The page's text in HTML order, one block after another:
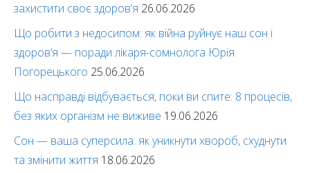
захистити своє здоров’я 26.06.2026
Що робити з недосипом: як війна руйнує наш сон і
здоров’я — поради лікаря-сомнолога Юрія
Погорецького 25.06.2026
Що насправді відбувається, поки ви спите: 8 процесів,
без яких організм не виживе 19.06.2026
Сон — ваша суперсила: як уникнути хвороб, схуднути
та змінити життя 18.06.2026